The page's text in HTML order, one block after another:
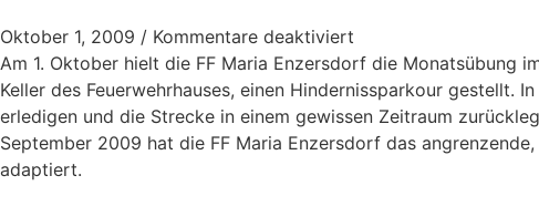
Oktober 1, 2009 / Kommentare deaktiviert
Am 1. Oktober hielt die FF Maria Enzersdorf die Monatsübung
Keller des Feuerwehrhauses, einen Hindernissparkour gestellt.
erledigen und die Strecke in einem gewissen Zeitraum
September 2009 hat die FF Maria Enzersdorf das
adaptiert.